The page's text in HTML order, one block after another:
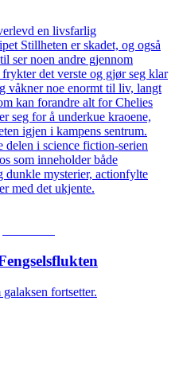
en livsfarlig
Stillheten er skadet, og også
ser noen andre gjennom
det verste og gjør seg klar
våkner noe enormt til liv, langt
kan forandre alt for Chelies
seg for å underkue kraoene,
igjen i kampens sentrum.
delen i science fiction-serien
som inneholder både
dunkle mysterier, actionfylte
med det ukjente.
fortsetter.